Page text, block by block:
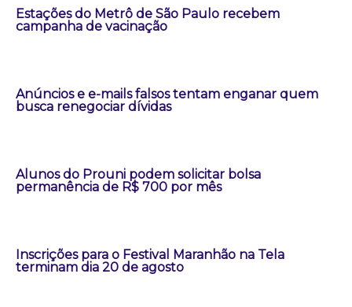
Estações do Metrô de São Paulo recebem
campanha de vacinação
Anúncios e e-mails falsos tentam enganar quem
busca renegociar dívidas
Alunos do Prouni podem solicitar bolsa
permanência de R$ 700 por mês
Inscrições para o Festival Maranhão na Tela
terminam dia 20 de agosto